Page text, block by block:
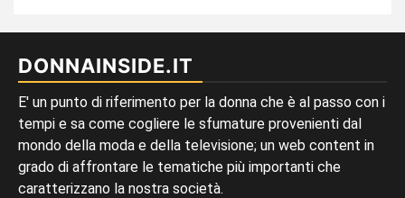
DONNAINSIDE.IT
E' un punto di riferimento per la donna che è al passo con i
tempi e sa come cogliere le sfumature provenienti dal
mondo della moda e della televisione; un web content in
grado di affrontare le tematiche più importanti che
caratterizzano la nostra società.